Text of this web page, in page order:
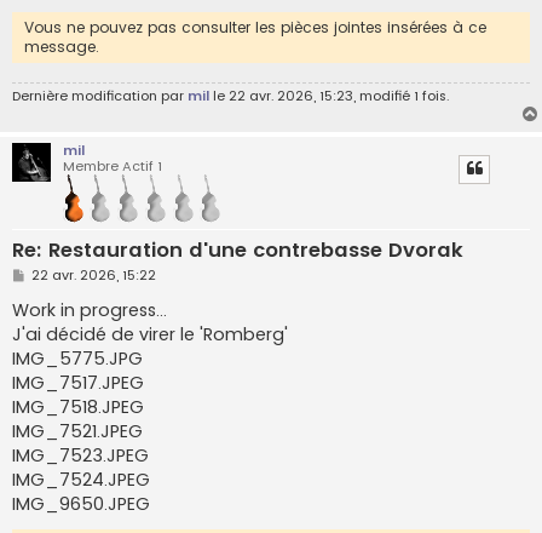
Vous ne pouvez pas consulter les pièces jointes insérées à ce
message.
Dernière modification par mil le 22 avr. 2026, 15:23, modifié 1 fois.
mil
Membre Actif 1
Re: Restauration d'une contrebasse Dvorak
M
s
s
a
g
e
22 avr. 2026, 15:22
Work in progress...
J'ai décidé de virer le 'Romberg'
IMG_5775.JPG
IMG_7517.JPEG
IMG_7518.JPEG
IMG_7521.JPEG
IMG_7523.JPEG
IMG_7524.JPEG
IMG_9650.JPEG